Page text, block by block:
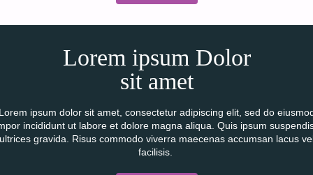
Lorem ipsum Dolor
sit amet
ipsum dolor sit amet, consectetur adipiscing elit, sed do
incididunt ut labore et dolore magna aliqua. Quis ipsum
gravida. Risus commodo viverra maecenas accumsan lacus
facilisis.